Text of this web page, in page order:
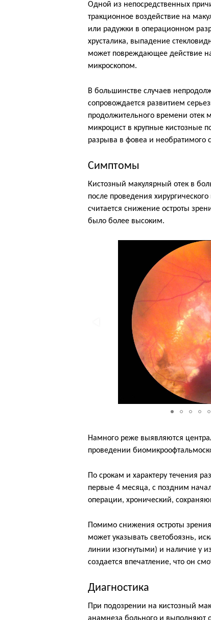
Одной из непосредственных
тракционное воздействие на
или радужки в операционном
хрусталика, выпадение
может повреждающее действие
микроскопом.
В большинстве случаев
сопровождается развитием
продолжительного времени
микроцист в крупные кистозные
разрыва в фовеа и необратимого
Симптомы
Кистозный макулярный отек в
после проведения
считается снижение остроты
было более высоким.
Намного реже выявляются
проведении
По срокам и характеру течения
первые 4 месяца, с поздним
операции, хронический,
Помимо снижения остроты зрения
может указывать светобоязнь,
линии изогнутыми) и наличие у
создается впечатление, что он
Диагностика
При подозрении на кистозный